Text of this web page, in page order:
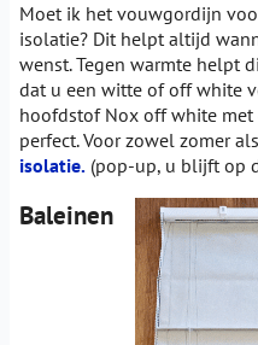
Moet ik het vouwgordijn
isolatie? Dit helpt altijd
wenst. Tegen warmte helpt
dat u een witte of off white
hoofdstof Nox off white
perfect. Voor zowel zomer
isolatie. (pop-up, u blijft op
Baleinen